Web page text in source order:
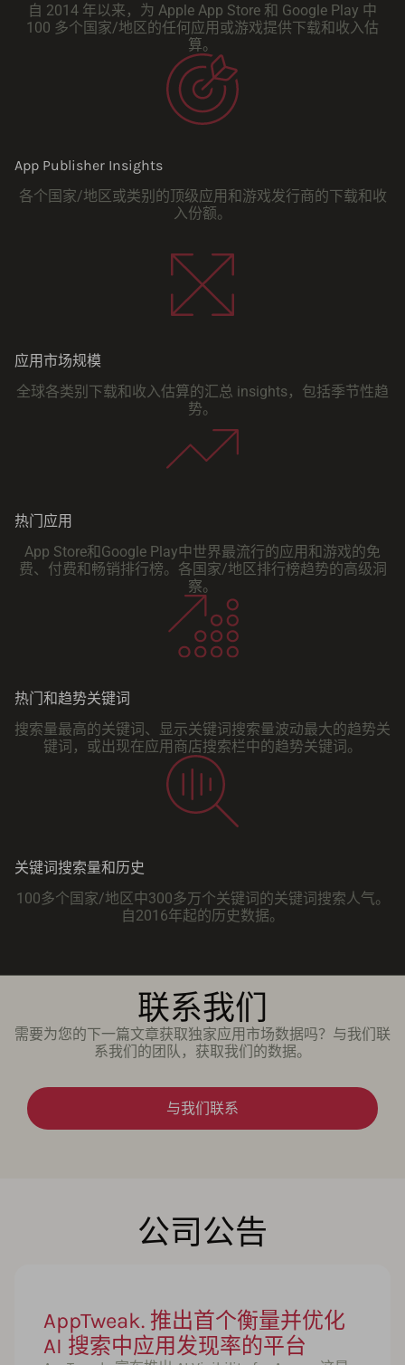
自 2014 年以来，为 Apple App Store 和 Google Play 中
100 多个国家/地区的任何应用或游戏提供下载和收入估
算。
App Publisher Insights
各个国家/地区或类别的顶级应用和游戏发行商的下载和收
入份额。
应用市场规模
全球各类别下载和收入估算的汇总 insights，包括季节性趋
势。
热门应用
App Store和Google Play中世界最流行的应用和游戏的免
费、付费和畅销排行榜。各国家/地区排行榜趋势的高级洞
察。
热门和趋势关键词
搜索量最高的关键词、显示关键词搜索量波动最大的趋势关
键词，或出现在应用商店搜索栏中的趋势关键词。
关键词搜索量和历史
100多个国家/地区中300多万个关键词的关键词搜索人气。
自2016年起的历史数据。
联系我们
需要为您的下一篇文章获取独家应用市场数据吗？与我们联
系我们的团队，获取我们的数据。
与我们联系
公司公告
AppTweak. 推出首个衡量并优化
AI 搜索中应用发现率的平台